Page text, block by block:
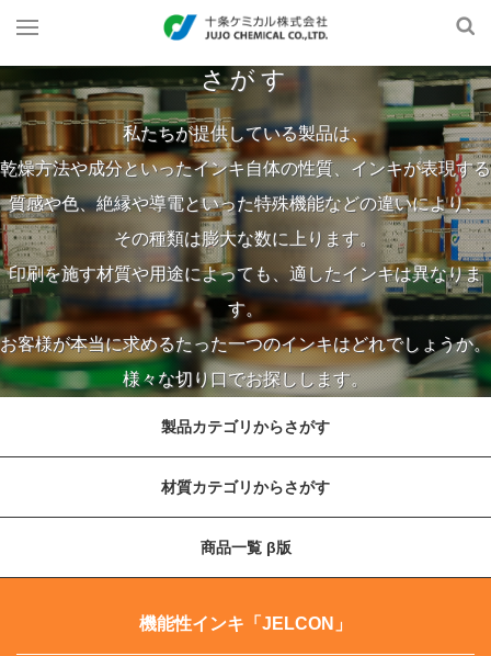
さがす
私たちが提供している製品は、
乾燥方法や成分といったインキ自体の性質、インキが表現する
質感や色、絶縁や導電といった特殊機能などの違いにより、
その種類は膨大な数に上ります。
印刷を施す材質や用途によっても、適したインキは異なりま
す。
お客様が本当に求めるたった一つのインキはどれでしょうか。
様々な切り口でお探しします。
製品カテゴリからさがす
材質カテゴリからさがす
商品一覧 β版
機能性インキ「JELCON」